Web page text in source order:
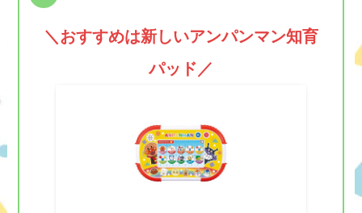
＼おすすめは新しいアンパンマン知育
パッド ／